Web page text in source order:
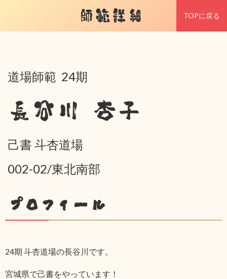
師範詳細 TOPに戻る
道場師範 24期
長谷川 杏子
己書 斗杏道場
002-02/東北南部
プロフィール
24期 斗杏道場の長谷川です。
宮城県で己書をやっています！